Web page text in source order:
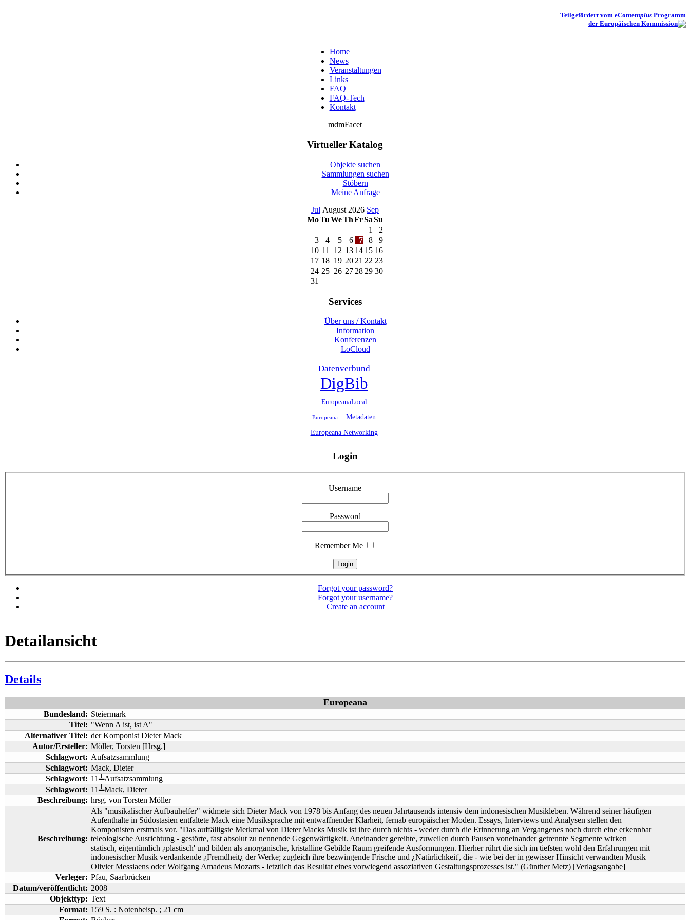
Teilgefördert vom eContentplus Programm
der Europäischen Kommission
Home
News
Veranstaltungen
Links
FAQ
FAQ-Tech
Kontakt
mdmFacet
Virtueller Katalog
Objekte suchen
Sammlungen suchen
Stöbern
Meine Anfrage
Jul August 2026 Sep
MoTuWeThFrSaSu
1
2
3
4 5 6 7 8
9
10 11 12 13 14 15 16
17 18 19 20 21 22 23
24 25 26 27 28 29 30
31
Services
Über uns / Kontakt
Information
Konferenzen
LoCloud
Datenverbund
DigBib
EuropeanaLocal
Europeana
Metadaten
Europeana Networking
Login
Username
Password
Remember Me
Forgot your password?
Forgot your username?
Create an account
Detailansicht
Details
Europeana
Bundesland: Steiermark
Titel: "Wenn A ist, ist A"
Alternativer Titel: der Komponist Dieter Mack
Autor/Ersteller: Möller, Torsten [Hrsg.]
Schlagwort: Aufsatzsammlung
Schlagwort: Mack, Dieter
Schlagwort: 11╧Aufsatzsammlung
Schlagwort: 11╧Mack, Dieter
Beschreibung: hrsg. von Torsten Möller
Beschreibung:
Als "musikalischer Aufbauhelfer" widmete sich Dieter Mack von 1978 bis Anfang des neuen Jahrtausends intensiv dem indonesischen Musikleben. Während seiner häufigen
Aufenthalte in Südostasien entfaltete Mack eine Musiksprache mit entwaffnender Klarheit, fernab europäischer Moden. Essays, Interviews und Analysen stellen den
Komponisten erstmals vor. "Das auffälligste Merkmal von Dieter Macks Musik ist ihre durch nichts - weder durch die Erinnerung an Vergangenes noch durch eine erkennbar
teleologische Ausrichtung - gestörte, fast absolut zu nennende Gegenwärtigkeit. Aneinander gereihte, zuweilen durch Pausen voneinander getrennte Segmente wirken
statisch, eigentümlich ¿plastisch' und bilden als anorganische, kristalline Gebilde Raum greifende Ausformungen. Hierher rührt die sich im tiefsten wohl den Erfahrungen mit
indonesischer Musik verdankende ¿Fremdheit¿ der Werke; zugleich ihre bezwingende Frische und ¿Natürlichkeit', die - wie bei der in gewisser Hinsicht verwandten Musik
Olivier Messiaens oder Wolfgang Amadeus Mozarts - letztlich das Resultat eines vorwiegend assoziativen Gestaltungsprozesses ist." (Günther Metz) [Verlagsangabe]
Verleger: Pfau, Saarbrücken
Datum/veröffentlicht: 2008
Objekttyp: Text
Format: 159 S. : Notenbeisp. ; 21 cm